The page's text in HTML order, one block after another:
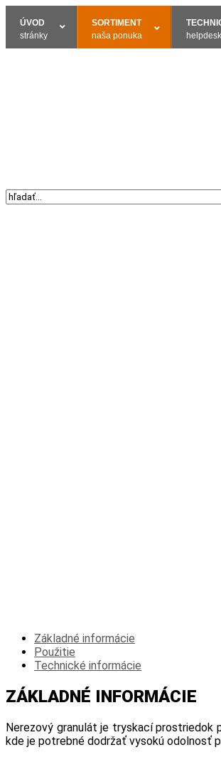
ÚVOD
stránky
SORTIMENT
naša ponuka
Základné informácie
Použitie
Technické informácie
ZÁKLADNÉ INFORMÁCIE
Nerezový granulát je tryskací prostriedok
kde je potrebné dodržať vysokú odolnosť